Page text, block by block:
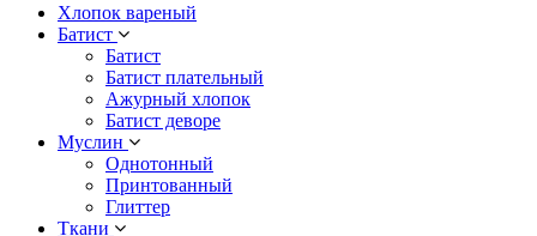
Хлопок вареный
Батист
Батист
Батист плательный
Ажурный хлопок
Батист деворе
Муслин
Однотонный
Принтованный
Глиттер
Ткани